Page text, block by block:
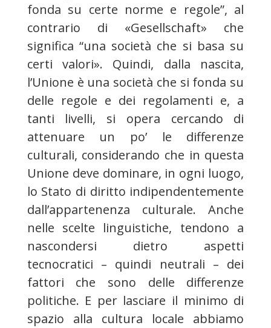
fonda su certe norme e regole”, al
contrario di «Gesellschaft» che
significa “una società che si basa su
certi valori». Quindi, dalla nascita,
l’Unione è una società che si fonda su
delle regole e dei regolamenti e, a
tanti livelli, si opera cercando di
attenuare un po’ le differenze
culturali, considerando che in questa
Unione deve dominare, in ogni luogo,
lo Stato di diritto indipendentemente
dall’appartenenza culturale. Anche
nelle scelte linguistiche, tendono a
nascondersi dietro aspetti
tecnocratici – quindi neutrali – dei
fattori che sono delle differenze
politiche. E per lasciare il minimo di
spazio alla cultura locale abbiamo